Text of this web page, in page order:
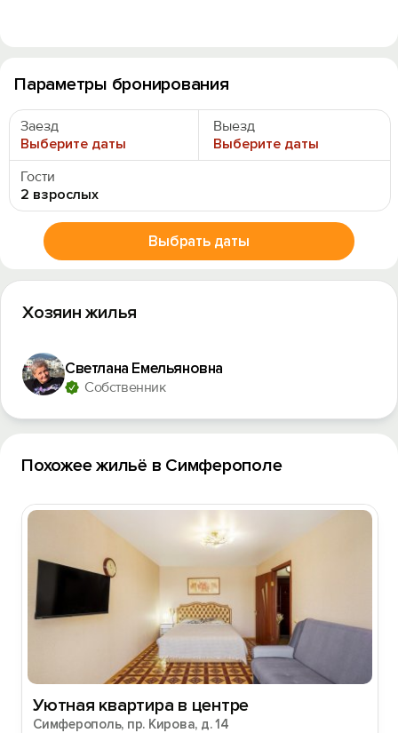
Параметры бронирования
Заезд
Выберите даты
Выезд
Выберите даты
Гости
2 взрослых
Выбрать даты
Хозяин жилья
Светлана Емельяновна
Собственник
Похожее жильё в Симферополе
Уютная квартира в центре
Симферополь, пр. Кирова, д. 14